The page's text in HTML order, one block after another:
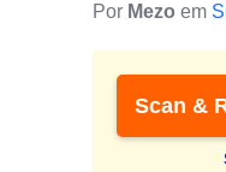
Por Mezo em
Scan &